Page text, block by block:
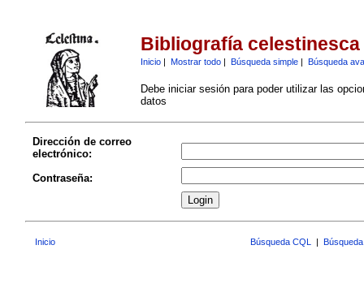
Bibliografía celestinesca
Inicio| Mostrar todo| Búsqueda simple| Búsqueda
Debe iniciar sesión para poder utilizar las
datos
Dirección de correo
electrónico:
Contraseña:
Inicio Búsqueda CQL |